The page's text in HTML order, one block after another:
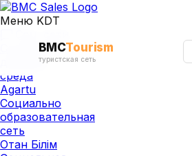
Меню KDT
Социально
деловая
среда
Agartu
Социально
образовательная
сеть
Отан Бiлiм
BMCTourism
туристская сеть